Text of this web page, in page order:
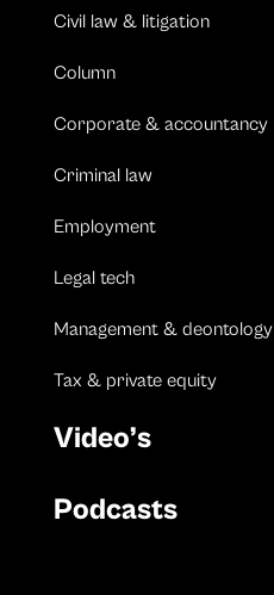
Civil law & litigation
Column
Corporate & accountancy
Criminal law
Employment
Legal tech
Management & deontology
Tax & private equity
Video’s
Podcasts